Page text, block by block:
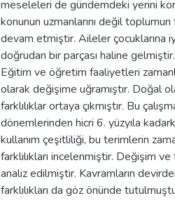
meseleleri de gündemdeki yerini
konunun uzmanlarını değil
devam etmiştir. Aileler çocuklarına
doğrudan bir parçası haline gelmiştir.
Eğitim ve öğretim faaliyetleri
olarak değişime uğramıştır. Doğal
farklılıklar ortaya çıkmıştır. Bu
dönemlerinden hicri 6. yüzyıla
kullanım çeşitliliği, bu terimlerin
farklılıkları incelenmiştir. Değişim
analiz edilmiştir. Kavramların
farklılıkları da göz önünde